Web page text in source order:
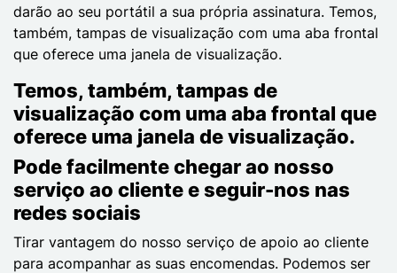
darão ao seu portátil a sua própria assinatura. Temos,
também, tampas de visualização com uma aba frontal
que oferece uma janela de visualização.
Temos, também, tampas de
visualização com uma aba frontal que
oferece uma janela de visualização.
Pode facilmente chegar ao nosso
serviço ao cliente e seguir-nos nas
redes sociais
Tirar vantagem do nosso serviço de apoio ao cliente
para acompanhar as suas encomendas. Podemos ser